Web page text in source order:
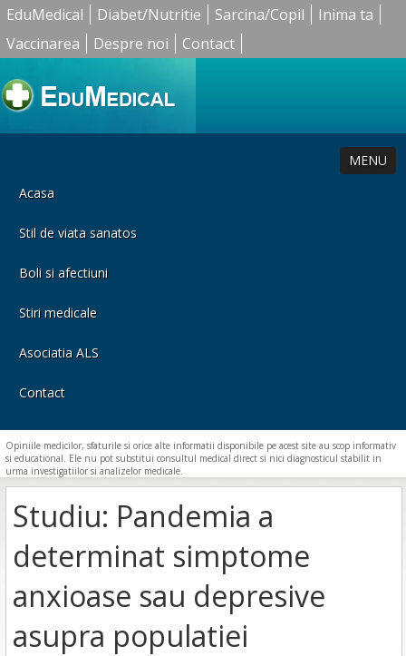
EduMedical Diabet/Nutritie Sarcina/Copil
Inima ta
Vaccinarea
Despre noi Contact
MENU
Acasa
Stil de viata sanatos
Boli si afectiuni
Stiri medicale
Asociatia ALS
Contact
Opiniile medicilor, sfaturile si orice alte informatii disponibile pe acest site au scop informativ
si educational. Ele nu pot substitui consultul medical direct si nici diagnosticul stabilit in
urma investigatiilor si analizelor medicale.
Studiu: Pandemia a
determinat simptome
anxioase sau depresive
asupra populatiei